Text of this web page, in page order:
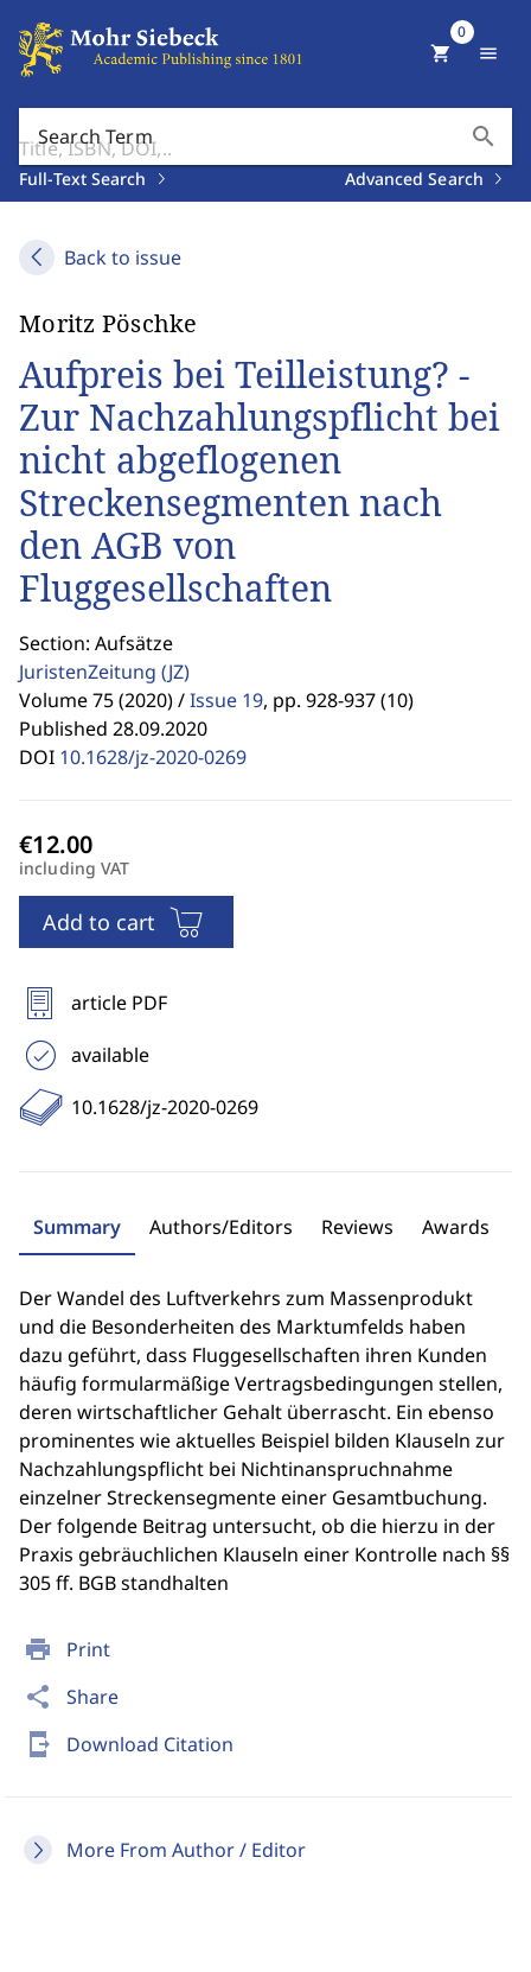
Search Term search
Full-Text Search Advanced Search
shopping_cart
0
menu
Back to issue
print Print
share Share
send_to_mobile Download Citation
More From Author / Editor
Moritz Pöschke
Aufpreis bei Teilleistung? -
Zur Nachzahlungspflicht bei
nicht abgeflogenen
Streckensegmenten nach
den AGB von
Fluggesellschaften
Section: Aufsätze
JuristenZeitung (JZ)
Volume 75 (2020) /Issue 19, pp. 928-937 (10)
Published 28.09.2020
DOI 10.1628/jz-2020-0269
including VAT
Add to cart
article PDF
available
10.1628/jz-2020-0269
Summary Authors/Editors Reviews Awards
Der Wandel des Luftverkehrs zum Massenprodukt
und die Besonderheiten des Marktumfelds haben
dazu geführt, dass Fluggesellschaften ihren Kunden
häufig formularmäßige Vertragsbedingungen stellen,
deren wirtschaftlicher Gehalt überrascht. Ein ebenso
prominentes wie aktuelles Beispiel bilden Klauseln zur
Nachzahlungspflicht bei Nichtinanspruchnahme
einzelner Streckensegmente einer Gesamtbuchung.
Der folgende Beitrag untersucht, ob die hierzu in der
Praxis gebräuchlichen Klauseln einer Kontrolle nach §§
305 ff. BGB standhalten